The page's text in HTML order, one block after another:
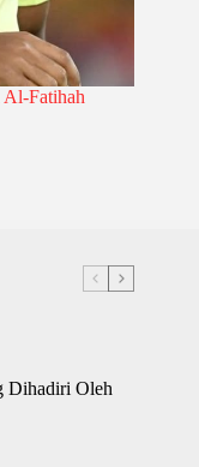
Al-Fatihah
Dihadiri Oleh